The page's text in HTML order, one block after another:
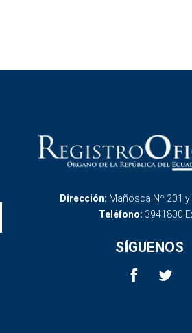
Dirección: Mañosca Nº 201 y
Teléfono: 3941800
SÍGUENOS